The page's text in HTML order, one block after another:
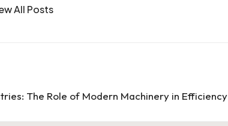
All Posts
The Role of Modern Machinery in Efficiency